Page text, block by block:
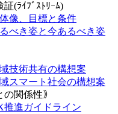
証(ﾗｲﾌﾞｽﾄﾘｰﾑ)
体像、目標と条件
るべき姿と今あるべき姿
域技術共有の構想案
域スマート社会の構想案
関係性｠
推進ガイドライン